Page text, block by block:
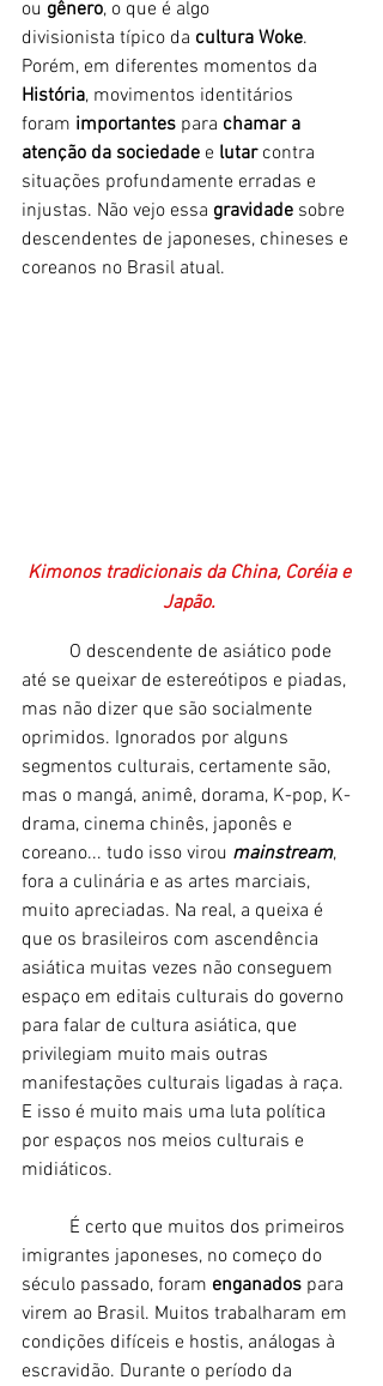
ou gênero, o que é algo
divisionista típico da cultura Woke.
Porém, em diferentes momentos da
História, movimentos identitários
foram importantes para chamar a
atenção da sociedade e lutar contra
situações profundamente erradas e
injustas. Não vejo essa gravidade sobre
descendentes de japoneses, chineses e
coreanos no Brasil atual.
Kimonos tradicionais da China, Coréia e
Japão.
até se queixar de estereótipos e piadas,
mas não dizer que são socialmente
oprimidos. Ignorados por alguns
segmentos culturais, certamente são,
mas o mangá, animê, dorama, K-pop, K-
drama, cinema chinês, japonês e
coreano... tudo isso virou mainstream,
fora a culinária e as artes marciais,
muito apreciadas. Na real, a queixa é
que os brasileiros com ascendência
asiática muitas vezes não conseguem
espaço em editais culturais do governo
para falar de cultura asiática, que
privilegiam muito mais outras
manifestações culturais ligadas à raça.
E isso é muito mais uma luta política
por espaços nos meios culturais e
midiáticos.
imigrantes japoneses, no começo do
século passado, foram enganados para
virem ao Brasil. Muitos trabalharam em
condições difíceis e hostis, análogas à
escravidão. Durante o período da